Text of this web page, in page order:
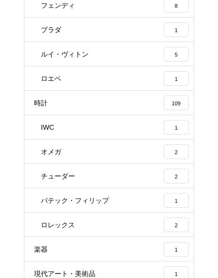
フェンディ 8
プラダ 1
ルイ・ヴィトン 5
ロエベ 1
時計 109
IWC 1
オメガ 2
チューダー 2
パテック・フィリップ 1
ロレックス 2
楽器 1
現代アート・美術品 1